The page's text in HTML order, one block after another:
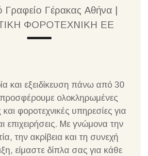
Γραφείο Γέρακας Αθήνα |
ΦΟΡΟΤΕΧΝΙΚΗ ΕΕ
και εξειδίκευση πάνω από 30
ολοκληρωμένες
και φοροτεχνικές υπηρεσίες για
επιχειρήσεις. Με γνώμονα την
την ακρίβεια και τη συνεχή
είμαστε δίπλα σας για κάθε